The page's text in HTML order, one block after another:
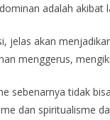
adalah
jelas akan
menggerus,
sebenarnya tidak
dan spiritualisme